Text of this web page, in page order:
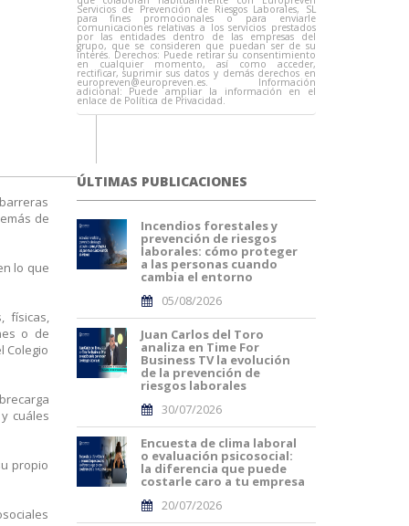
de
lo que
físicas,
o de
Colegio
cuáles
propio
Servicios de Prevención de Riesgos Laborales, SL
para fines promocionales o para enviarle
comunicaciones relativas a los servicios prestados
por las entidades dentro de las empresas del
grupo, que se consideren que puedan ser de su
interés. Derechos: Puede retirar su consentimiento
en cualquier momento, así como acceder,
rectificar, suprimir sus datos y demás derechos en
europreven@europreven.es. Información
adicional: Puede ampliar la información en el
enlace de Política de Privacidad.
ÚLTIMAS PUBLICACIONES
Incendios forestales y
prevención de riesgos
laborales: cómo proteger
a las personas cuando
cambia el entorno
05/08/2026
Juan Carlos del Toro
analiza en Time For
Business TV la evolución
de la prevención de
riesgos laborales
30/07/2026
Encuesta de clima laboral
o evaluación psicosocial:
la diferencia que puede
costarle caro a tu empresa
20/07/2026